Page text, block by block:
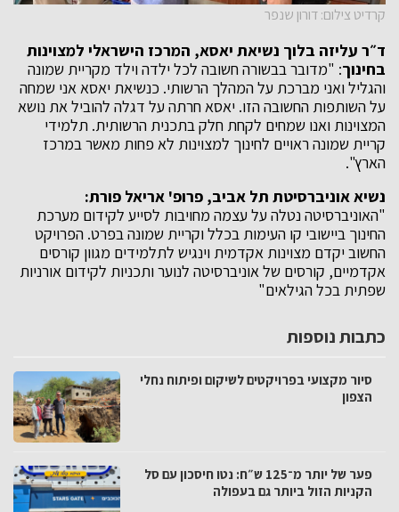
קרדיט צילום: דורון שנפר
ד״ר עליזה בלוך נשיאת יאסא, המרכז הישראלי למצוינות
בחינוך: "מדובר בבשורה חשובה לכל ילדה וילד מקריית שמונה
והגליל ואני מברכת על המהלך הרשותי. כנשיאת יאסא אני שמחה
על השותפות החשובה הזו. יאסא חרתה על דגלה להוביל את נושא
המצוינות ואנו שמחים לקחת חלק בתכנית הרשותית. תלמידי
קריית שמונה ראויים לחינוך למצוינות לא פחות מאשר במרכז
הארץ".
נשיא אוניברסיטת תל אביב, פרופ' אריאל פורת:
"האוניברסיטה נטלה על עצמה מחויבות לסייע לקידום מערכת
החינוך ביישובי קו העימות בכלל וקריית שמונה בפרט. הפרויקט
החשוב יקדם מצוינות אקדמית וינגיש לתלמידים מגוון קורסים
אקדמיים, קורסים של אוניברסיטה לנוער ותכניות לקידום אורניות
שפתית בכל הגילאים"
כתבות נוספות
סיור מקצועי בפרויקטים לשיקום ופיתוח נחלי
הצפון
פער של יותר מ־125 ש״ח: נטו חיסכון עם סל
הקניות הזול ביותר גם בעפולה